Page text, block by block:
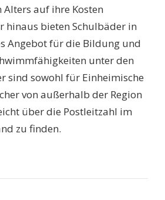
auf ihre Kosten
hinaus bieten Schulbäder in
Angebot für die Bildung und
unter den
sind sowohl für Einheimische
von außerhalb der Region
über die Postleitzahl im
zu finden.